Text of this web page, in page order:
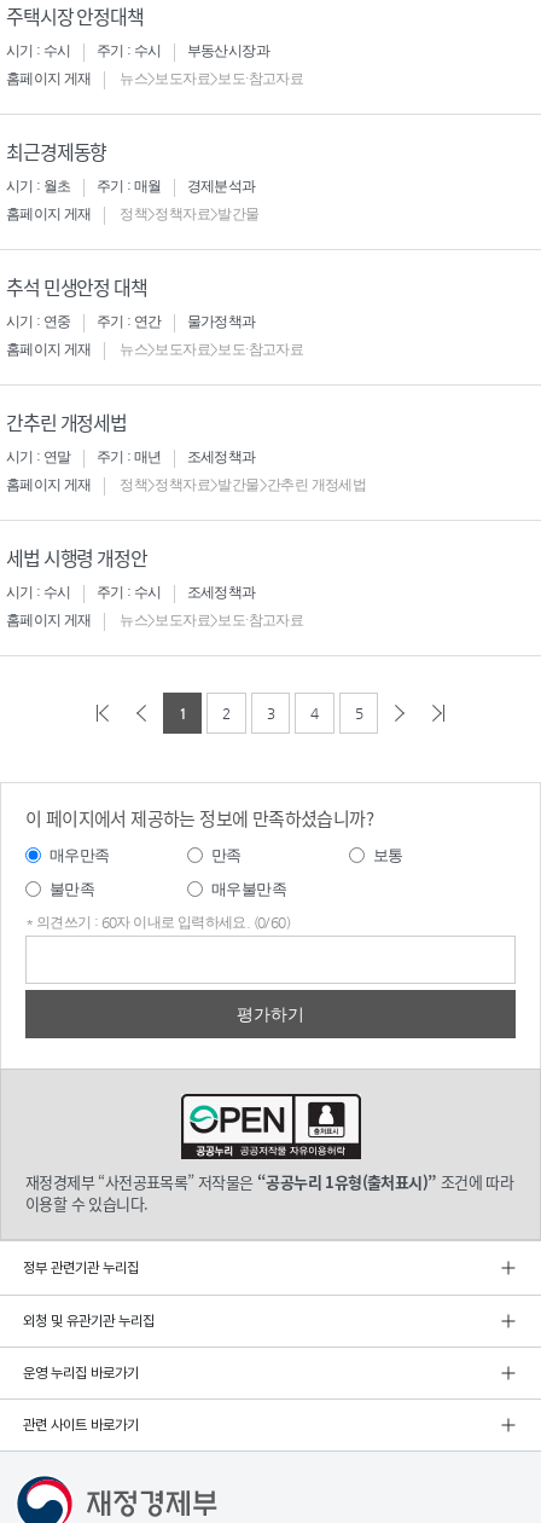
주택시장 안정대책
시기 : 수시 주기 : 수시
부동산시장과
홈페이지 게재
뉴스>보도자료>보도·참고자료
최근경제동향
시기 : 월초 주기 : 매월
경제분석과
홈페이지 게재
정책>정책자료>발간물
추석 민생안정 대책
시기 : 연중 주기 : 연간
물가정책과
홈페이지 게재
뉴스>보도자료>보도·참고자료
간추린 개정세법
시기 : 연말 주기 : 매년
조세정책과
홈페이지 게재
정책>정책자료>발간물>간추린 개정세법
세법 시행령 개정안
시기 : 수시 주기 : 수시
조세정책과
홈페이지 게재
뉴스>보도자료>보도·참고자료
1 2 3 4 5
이 페이지에서 제공하는 정보에 만족하셨습니까?
매우만족 만족
보통
불만족
매우불만족
* 의견쓰기 : 60자 이내로 입력하세요. (0/60)
재정경제부 “사전공표목록” 저작물은 “공공누리 1유형(출처표시)” 조건에 따라
이용할 수 있습니다.
정부 관련기관 누리집
외청 및 유관기관 누리집
운영 누리집 바로가기
관련 사이트 바로가기